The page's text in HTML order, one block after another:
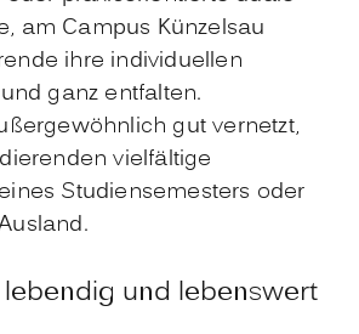
am Campus Künzelsau
ihre individuellen
ganz entfalten.
gut vernetzt,
vielfältige
Studiensemesters oder
lebendig und lebenswert